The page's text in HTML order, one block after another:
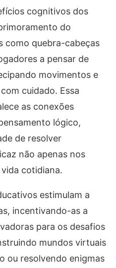
cognitivos dos
do
como quebra-cabeças
a pensar de
movimentos e
cuidado. Essa
as conexões
lógico,
de resolver
não apenas nos
cotidiana.
estimulam a
incentivando-as a
para os desafios
mundos virtuais
ou resolvendo enigmas